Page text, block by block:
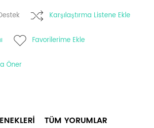
Karşılaştırma Listene Ekle
Favorilerime Ekle
Öner
TÜM YORUMLAR